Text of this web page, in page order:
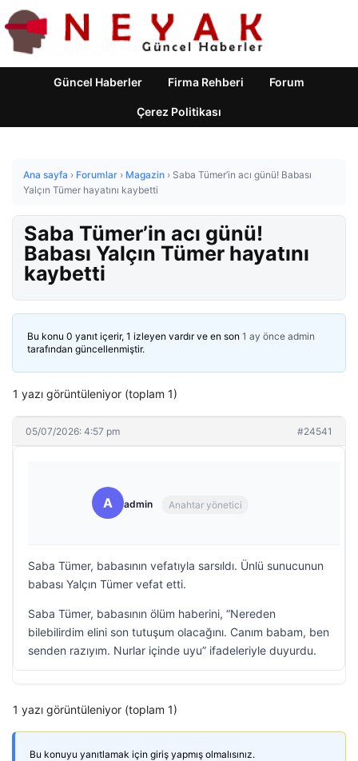
Güncel Haberler Firma Rehberi Forum
Çerez Politikası
Ana sayfa › Forumlar › Magazin › Saba Tümer’in acı günü! Babası
Yalçın Tümer hayatını kaybetti
Saba Tümer’in acı günü!
Babası Yalçın Tümer hayatını
kaybetti
Bu konu 0 yanıt içerir, 1 izleyen vardır ve en son 1 ay önce admin
tarafından güncellenmiştir.
1 yazı görüntüleniyor (toplam 1)
05/07/2026: 4:57 pm #24541
A admin Anahtar yönetici
Saba Tümer, babasının vefatıyla sarsıldı. Ünlü sunucunun
babası Yalçın Tümer vefat etti.
Saba Tümer, babasının ölüm haberini, “Nereden
bilebilirdim elini son tutuşum olacağını. Canım babam, ben
senden razıyım. Nurlar içinde uyu” ifadeleriyle duyurdu.
1 yazı görüntüleniyor (toplam 1)
Bu konuyu yanıtlamak için giriş yapmış olmalısınız.